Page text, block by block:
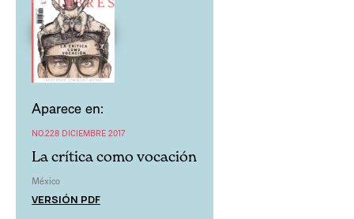
Aparece en:
NO.228 DICIEMBRE 2017
La crítica como vocación
México
VERSIÓN PDF